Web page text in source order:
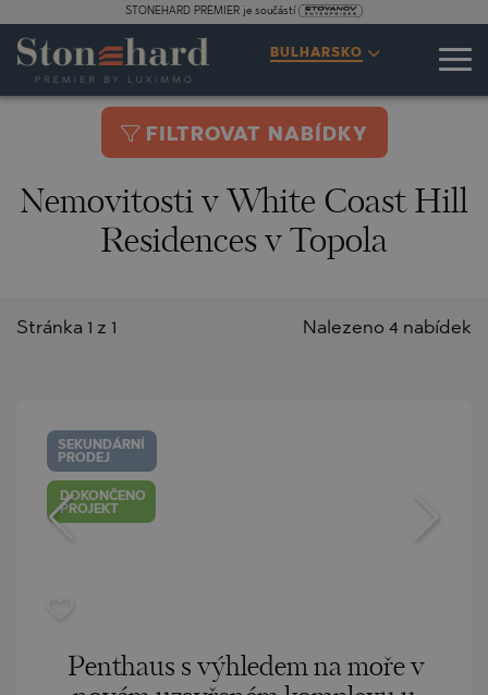
STONEHARD PREMIER je součástí
BULHARSKO
FILTROVAT NABÍDKY
Nemovitosti v White Coast Hill
Residences v Topola
Nalezeno 4 nabídek
Stránka 1 z 1
SEKUNDÁRNÍ
PRODEJ
DOKONČENO
PROJEKT
Penthaus s výhledem na moře v